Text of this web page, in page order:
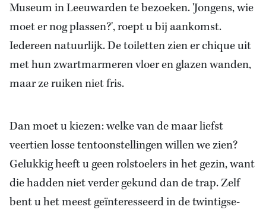
Museum in Leeuwarden te bezoeken. 'Jongens, wie
moet er nog plassen?', roept u bij aankomst.
Iedereen natuurlijk. De toiletten zien er chique uit
met hun zwartmarmeren vloer en glazen wanden,
maar ze ruiken niet fris.
Dan moet u kiezen: welke van de maar liefst
veertien losse tentoonstellingen willen we zien?
Gelukkig heeft u geen rolstoelers in het gezin, want
die hadden niet verder gekund dan de trap. Zelf
bent u het meest geïnteresseerd in de twintigse-